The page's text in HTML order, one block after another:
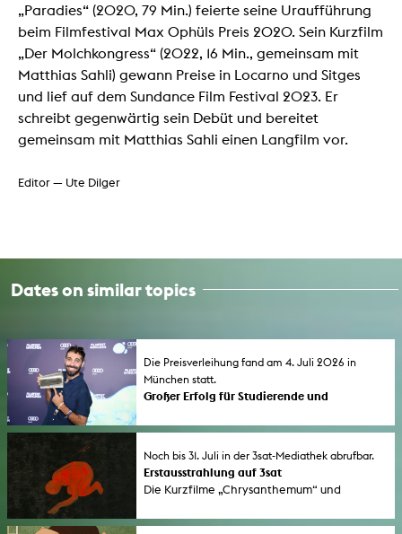
„Paradies“ (2020, 79 Min.) feierte seine Uraufführung
beim Filmfestival Max Ophüls Preis 2020. Sein Kurzfilm
„Der Molchkongress“ (2022, 16 Min., gemeinsam mit
Matthias Sahli) gewann Preise in Locarno und Sitges
und lief auf dem Sundance Film Festival 2023. Er
schreibt gegenwärtig sein Debüt und bereitet
gemeinsam mit Matthias Sahli einen Langfilm vor.
Editor — Ute Dilger
Dates on similar topics
Die Preisverleihung fand am 4. Juli 2026 in
München statt.
Großer Erfolg für Studierende und
MÜNCHEN 2026
Year Had 364 Days” des KHM-Studenten
Almourad Aldeeb wurde vom Publikum als
bester internationaler Film mit dem
Noch bis 31. Juli in der 3sat-Mediathek abrufbar.
Erstausstrahlung auf 3sat
Die Kurzfilme „Chrysanthemum“ und
Fernsehen ausgestrahlt. Beide Filme wurden